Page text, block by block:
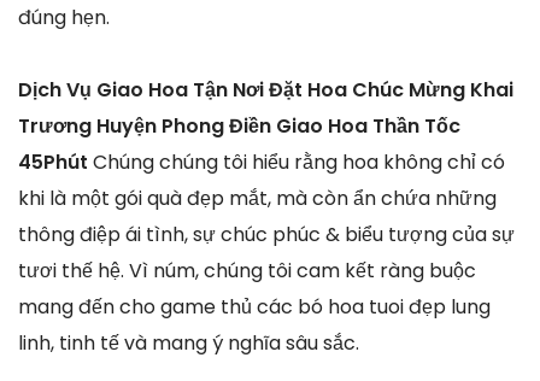
đúng hẹn.
Dịch Vụ Giao Hoa Tận Nơi Đặt Hoa Chúc Mừng Khai
Trương Huyện Phong Điền Giao Hoa Thần Tốc
45Phút Chúng chúng tôi hiểu rằng hoa không chỉ có
khi là một gói quà đẹp mắt, mà còn ẩn chứa những
thông điệp ái tình, sự chúc phúc & biểu tượng của sự
tươi thế hệ. Vì núm, chúng tôi cam kết ràng buộc
mang đến cho game thủ các bó hoa tuoi đẹp lung
linh, tinh tế và mang ý nghĩa sâu sắc.